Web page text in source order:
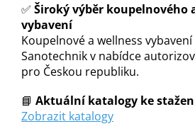
✅ Široký výběr koupelnového
vybavení
Koupelnové a wellness vybavení
Sanotechnik v nabídce
pro Českou republiku.
📘 Aktuální katalogy ke
Zobrazit katalogy